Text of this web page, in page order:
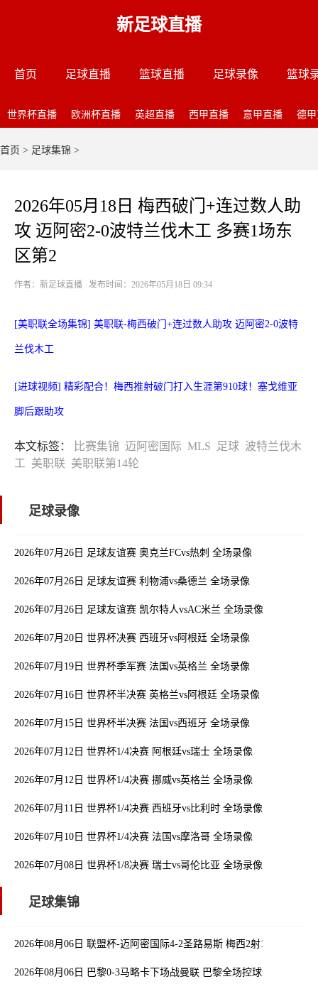
新足球直播
首页 足球直播 篮球直播 足球录像 篮球
世界杯直播 欧洲杯直播 英超直播 西甲直播 意甲直播 德
首页 > 足球集锦 >
2026年05月18日 梅西破门+连过数人助
攻 迈阿密2-0波特兰伐木工 多赛1场东
区第2
作者：新足球直播 发布时间：2026年05月18日 09:34
[美职联全场集锦] 美职联-梅西破门+连过数人助攻 迈阿密2-0波特
兰伐木工
[进球视频] 精彩配合！梅西推射破门打入生涯第910球！塞戈维亚
脚后跟助攻
本文标签： 比赛集锦 迈阿密国际 MLS 足球 波特兰伐木
工 美职联 美职联第14轮
足球录像
2026年07月26日 足球友谊赛 奥克兰FCvs热刺 全场录像
2026年07月26日 足球友谊赛 利物浦vs桑德兰 全场录像
2026年07月26日 足球友谊赛 凯尔特人vsAC米兰 全场录像
2026年07月20日 世界杯决赛 西班牙vs阿根廷 全场录像
2026年07月19日 世界杯季军赛 法国vs英格兰 全场录像
2026年07月16日 世界杯半决赛 英格兰vs阿根廷 全场录像
2026年07月15日 世界杯半决赛 法国vs西班牙 全场录像
2026年07月12日 世界杯1/4决赛 阿根廷vs瑞士 全场录像
2026年07月12日 世界杯1/4决赛 挪威vs英格兰 全场录像
2026年07月11日 世界杯1/4决赛 西班牙vs比利时 全场录像
2026年07月10日 世界杯1/4决赛 法国vs摩洛哥 全场录像
2026年07月08日 世界杯1/8决赛 瑞士vs哥伦比亚 全场录像
足球集锦
2026年08月06日 联盟杯-迈阿密国际4-2圣路易斯 梅西2射1传 阿伦助
2026年08月06日 巴黎0-3马略卡下场战曼联 巴黎全场控球近6成+8射3